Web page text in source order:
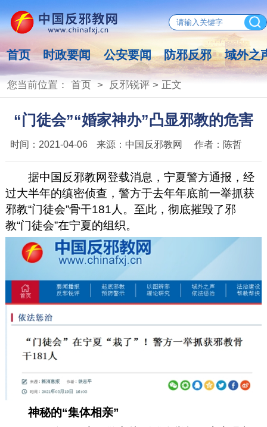
首页 时政要闻 公安要闻 防邪反邪 域外之
您当前位置： 首页> 反邪锐评> 正文
“门徒会”“婚家神办”凸显邪教的危害
时间： 2021-04-06 来源： 中国反邪教网 作者： 陈哲
据中国反邪教网登载消息，宁夏警方通报，经
过大半年的缜密侦查，警方于去年年底前一举抓获
邪教“门徒会”骨干181人。至此，彻底摧毁了邪
教“门徒会”在宁夏的组织。
神秘的“集体相亲”